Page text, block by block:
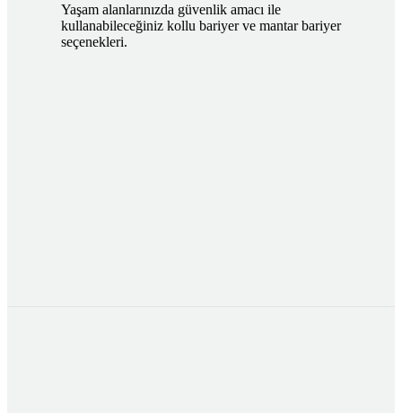
Yaşam alanlarınızda güvenlik amacı ile
kullanabileceğiniz kollu bariyer ve mantar bariyer
seçenekleri.